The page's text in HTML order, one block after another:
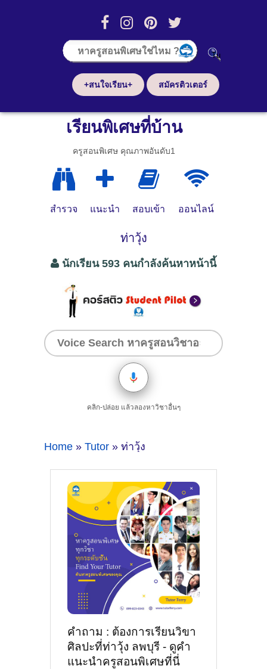
+สนใจเรียน+ สมัครติวเตอร์
เรียนพิเศษที่บ้าน
ครูสอนพิเศษ คุณภาพอันดับ1
สำรวจ แนะนำ สอบเข้า ออนไลน์
ท่าวุ้ง
นักเรียน 593 คนกำลังค้นหาหน้านี้
คลิก-ปล่อย แล้วลองหาวิชาอื่นๆ
Home » Tutor » ท่าวุ้ง
คำถาม : ต้องการเรียนวิขา
ศิลปะที่ท่าวุ้ง ลพบุรี - ดูคำ
แนะนำครูสอนพิเศษที่นี่